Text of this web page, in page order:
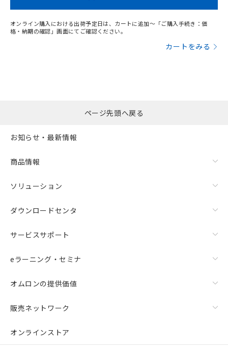
オンライン購入における出荷予定日は、カートに追加～「ご購入手続き：価
格・納期の確認」画面にてご確認ください。
カートをみる
ページ先頭へ戻る
お知らせ・最新情報
商品情報
ソリューション
ダウンロードセンタ
サービスサポート
eラーニング・セミナ
オムロンの提供価値
販売ネットワーク
オンラインストア